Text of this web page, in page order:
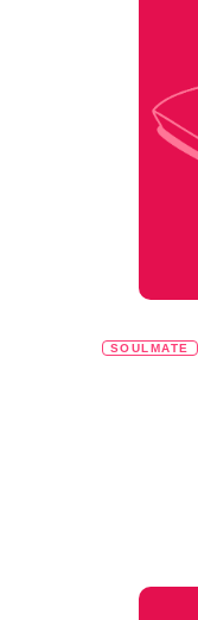
SOULMATE